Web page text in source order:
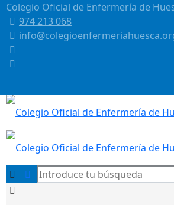
Colegio Oficial de Enfermería de
974 213 068